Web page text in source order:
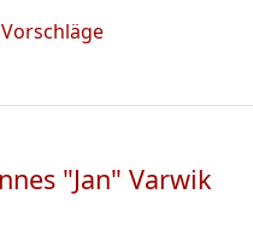
Vorschläge
"Jan" Varwik